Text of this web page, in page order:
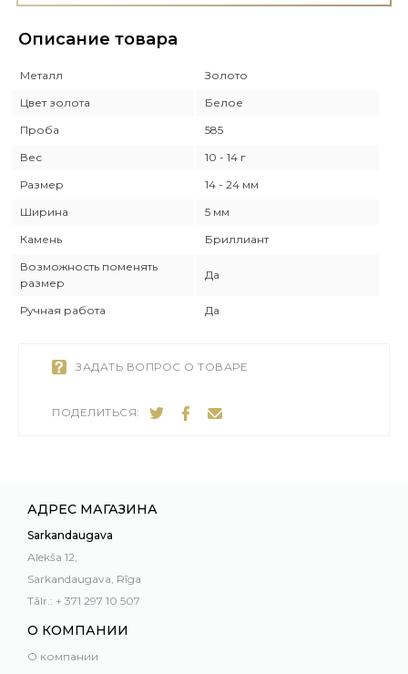
Описание товара
Металл
Золото
Цвет золота
Белое
Проба
585
Вес
10 - 14 г
Размер
14 - 24 мм
Ширина
5 мм
Камень
Бриллиант
Возможность поменять
размер
Да
Ручная работа Да
ЗАДАТЬ ВОПРОС О ТОВАРЕ
ПОДЕЛИТЬСЯ:
АДРЕС МАГАЗИНА
Sarkandaugava
Alekša 12,
Sarkandaugava, Rīga
Tālr.: + 371 297 10 507
О КОМПАНИИ
О компании